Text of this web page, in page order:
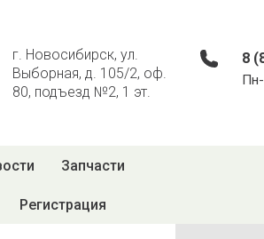
г. Новосибирск, ул.
Выборная, д. 105/2, оф.
80, подъезд №2, 1 эт.
8
Запчасти
Регистрация